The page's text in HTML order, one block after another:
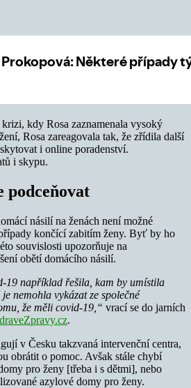
kdy Rosa zaznamenala vysoký
Rosa zareagovala tak, že zřídila další
i online poradenství.
i skypu.
podceňovat
násilí na ženách není možné
končící zabitím ženy. Byť by ho
souvislosti upozorňuje na
obětí domácího násilí.
19 například řešila, kam by umístila
nemohla vykázat ze společné
že měli covid-19,“ vrací se do jarních
.
v Česku takzvaná intervenční centra,
obrátit o pomoc. Avšak stále chybí
pro ženy [třeba i s dětmi], nebo
azylové domy pro ženy.